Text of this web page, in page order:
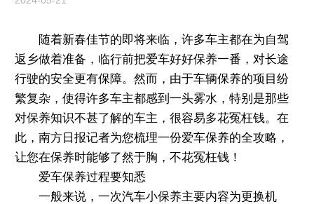
随着新春佳节的即将来临，许多车主都在为自驾
返乡做着准备，临行前把爱车好好保养一番，对长途
行驶的安全更有保障。然而，由于车辆保养的项目纷
繁复杂，使得许多车主都感到一头雾水，特别是那些
对保养知识不甚了解的车主，很容易多花冤枉钱。在
此，南方日报记者为您梳理一份爱车保养的全攻略，
让您在保养时能够了然于胸，不花冤枉钱！
爱车保养过程要知悉
一般来说，一次汽车小保养主要内容为更换机